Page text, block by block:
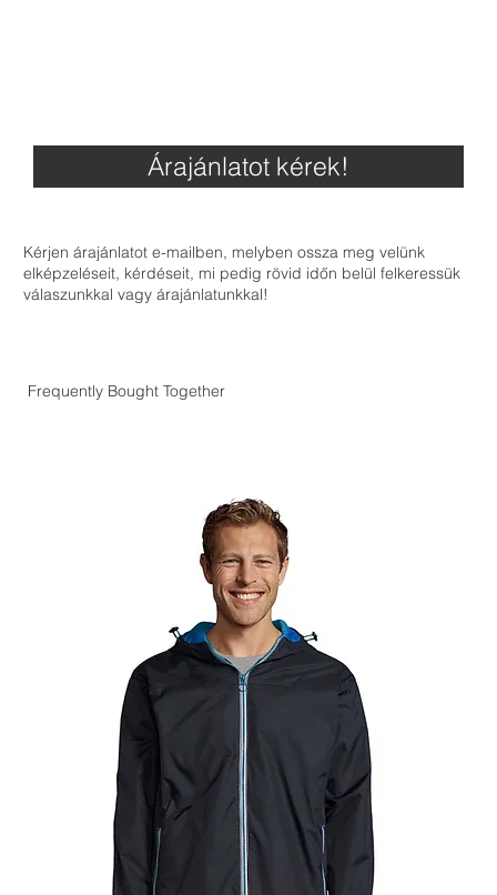
Árajánlatot kérek!
Kérjen árajánlatot e-mailben, melyben ossza meg velünk
elképzeléseit, kérdéseit, mi pedig rövid időn belül felkeressük
válaszunkkal vagy árajánlatunkkal!
Frequently Bought Together